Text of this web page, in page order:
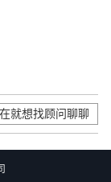
就想找顾问聊聊